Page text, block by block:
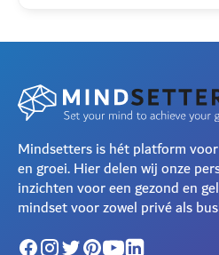
Mindsetters is hét platform
en groei. Hier delen wij onze
inzichten voor een gezond en
mindset voor zowel privé als